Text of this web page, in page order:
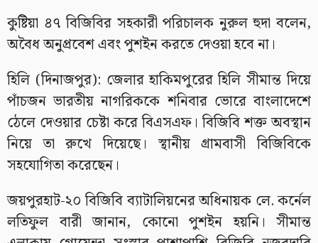
কুষ্টিয়া ৪৭ বিজিবির সহকারী পরিচালক নুরুল হুদা বলেন,
অবৈধ অনুপ্রবেশ এবং পুশইন করতে দেওয়া হবে না।
হিলি (দিনাজপুর): জেলার হাকিমপুরের হিলি সীমান্ত দিয়ে
পাঁচজন ভারতীয় নাগরিককে শনিবার ভোরে বাংলাদেশে
ঠেলে দেওয়ার চেষ্টা করে বিএসএফ। বিজিবি শক্ত অবস্থান
নিয়ে তা রুখে দিয়েছে। স্থানীয় গ্রামবাসী বিজিবিকে
সহযোগিতা করেছেন।
জয়পুরহাট-২০ বিজিবি ব্যাটালিয়নের অধিনায়ক লে. কর্নেল
লতিফুল বারী জানান, কোনো পুশইন হয়নি। সীমান্ত